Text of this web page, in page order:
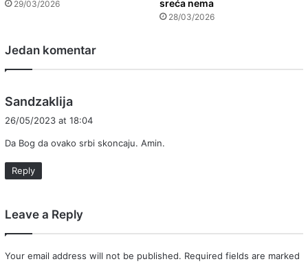
29/03/2026
sreća nema
28/03/2026
Jedan komentar
Sandzaklija
a
s
26/05/2023 at 18:04
Da Bog da ovako srbi skoncaju. Amin.
Reply
Leave a Reply
Your email address will not be published. Required fields are marked